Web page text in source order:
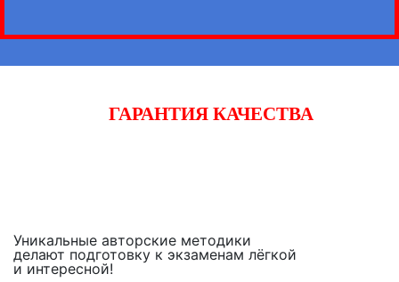
ГАРАНТИЯ КАЧЕСТВА
Уникальные авторские методики
делают подготовку к экзаменам лёгкой
и интересной!